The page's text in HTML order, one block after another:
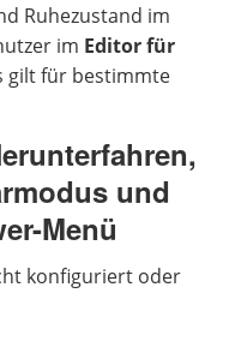
Ruhezustand im
im Editor für
gilt für bestimmte
und
Menü
konfiguriert oder